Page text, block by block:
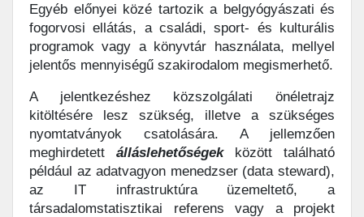
Egyéb előnyei közé tartozik a belgyógyászati és
fogorvosi ellátás, a családi, sport- és kulturális
programok vagy a könyvtár használata, mellyel
jelentős mennyiségű szakirodalom megismerhető.
A jelentkezéshez közszolgálati önéletrajz
kitöltésére lesz szükség, illetve a szükséges
nyomtatványok csatolására. A jellemzően
meghirdetett álláslehetőségekközött található
például az adatvagyon menedzser (data steward),
az IT infrastruktúra üzemeltető, a
társadalomstatisztikai referens vagy a projekt